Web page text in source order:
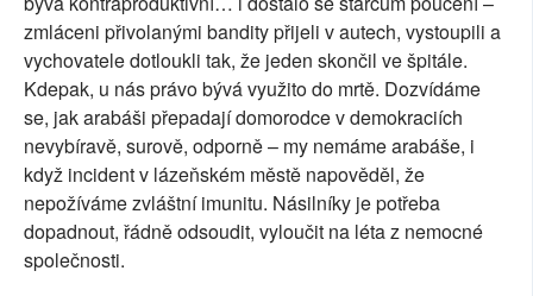
zmláceni přivolanými bandity přijeli v autech, vystoupili a
vychovatele dotloukli tak, že jeden skončil ve špitále.
Kdepak, u nás právo bývá využito do mrtě. Dozvídáme
se, jak arabáši přepadají domorodce v demokraciích
nevybíravě, surově, odporně – my nemáme arabáše, i
když incident v lázeňském městě napověděl, že
nepožíváme zvláštní imunitu. Násilníky je potřeba
dopadnout, řádně odsoudit, vyloučit na léta z nemocné
společnosti.